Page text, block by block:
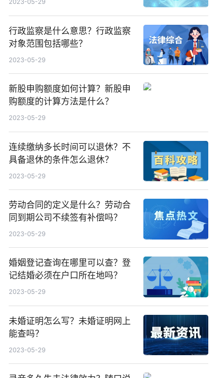
行政监察是什么意思？行政监察
对象范围包括哪些？
2023-05-29
新股申购额度如何计算？新股申
购额度的计算方法是什么？
2023-05-29
连续缴纳多长时间可以退休？不
具备退休的条件怎么退休？
2023-05-29
劳动合同的定义是什么？劳动合
同到期公司不续签有补偿吗？
2023-05-29
婚姻登记查询在哪里可以查？登
记结婚必须在户口所在地吗？
2023-05-29
未婚证明怎么写？未婚证明网上
能查吗？
2023-05-29